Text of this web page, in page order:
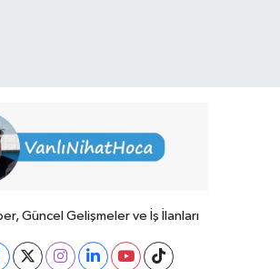
Güncel Gelişmeler ve İş İlanları